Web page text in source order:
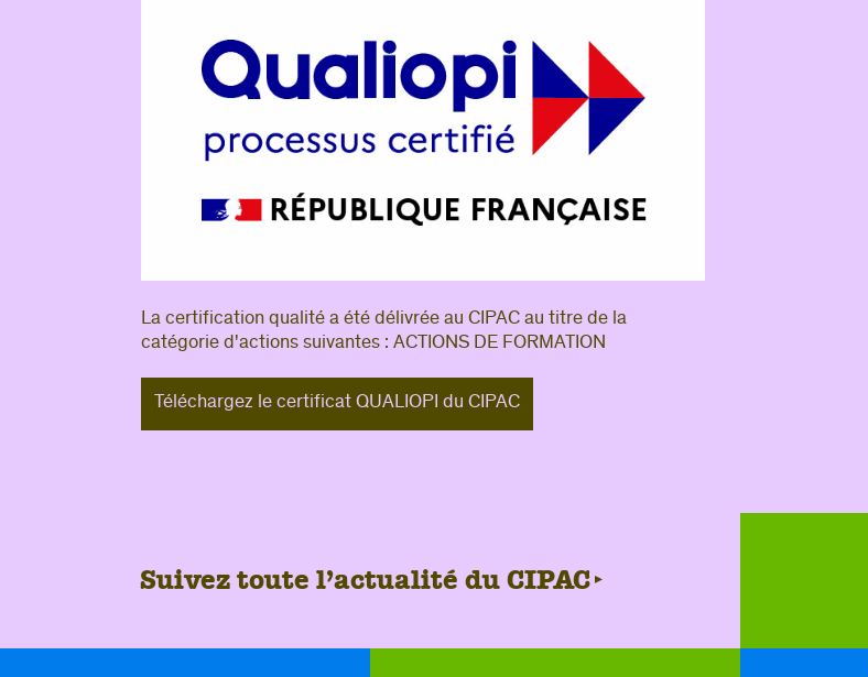
La certification qualité a été délivrée au CIPAC au titre de la
catégorie d'actions suivantes : ACTIONS DE FORMATION
Téléchargez le certificat QUALIOPI du CIPAC
Suivez toute l’actualité du CIPAC